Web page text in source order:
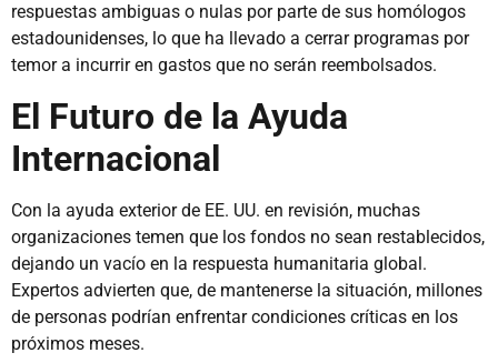
respuestas ambiguas o nulas por parte de sus homólogos
estadounidenses, lo que ha llevado a cerrar programas por
temor a incurrir en gastos que no serán reembolsados.
El Futuro de la Ayuda
Internacional
Con la ayuda exterior de EE. UU. en revisión, muchas
organizaciones temen que los fondos no sean restablecidos,
dejando un vacío en la respuesta humanitaria global.
Expertos advierten que, de mantenerse la situación, millones
de personas podrían enfrentar condiciones críticas en los
próximos meses.